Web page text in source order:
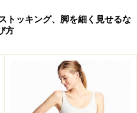
、ワイヤーによりバストメ
材がバストに食い込んでし
ストレスを与えてしまうの
、今回、「ワイヤーがなく
きる」ブラが登場したので
ャーブラです。
トッキング、脚を細く見せるな
方